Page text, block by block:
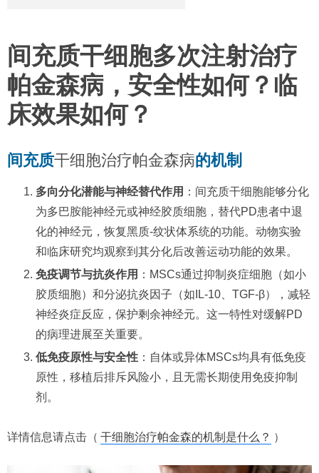
间充质干细胞多次注射治疗
帕金森病，安全性如何？临
床效果如何？
间充质干细胞治疗帕金森病的机制
多向分化潜能与神经替代作用 ：间充质干细胞能够分化
为多巴胺能神经元或神经胶质细胞，替代PD患者中退
化的神经元，恢复黑质-纹状体系统的功能。动物实验
和临床研究均观察到其分化后改善运动功能的效果。
免疫调节与抗炎作用 ：MSCs通过抑制炎症细胞（如小
胶质细胞）和分泌抗炎因子（如IL-10、TGF-β），减轻
神经炎症反应，保护剩余神经元。这一特性对缓解PD
的病理进展至关重要。
低免疫原性与安全性 ：自体或异体MSCs均具有低免疫
原性，移植后排斥风险小，且无需长期使用免疫抑制
剂。
详情信息请点击（ 干细胞治疗帕金森的机制是什么？ ）